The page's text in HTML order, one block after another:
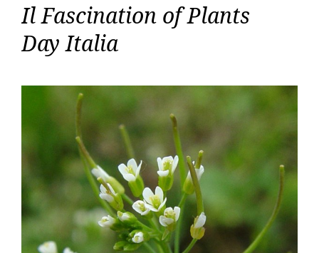
Il Fascination of Plants
Day Italia